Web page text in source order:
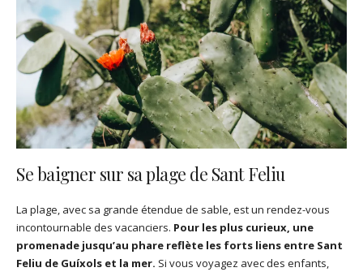
Se baigner sur sa plage de Sant Feliu
La plage, avec sa grande étendue de sable, est un rendez-vous
incontournable des vacanciers. Pour les plus curieux, une
promenade jusqu’au phare reflète les forts liens entre Sant
Feliu de Guíxols et la mer. Si vous voyagez avec des enfants,